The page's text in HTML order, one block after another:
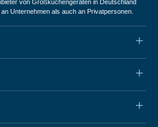
von Großküchengeräten in Deutschland
Unternehmen als auch an Privatpersonen.